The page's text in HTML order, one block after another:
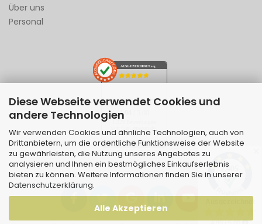
Diese Webseite verwendet Cookies und
andere Technologien
Wir verwenden Cookies und ähnliche Technologien, auch von
Drittanbietern, um die ordentliche Funktionsweise der Website
zu gewährleisten, die Nutzung unseres Angebotes zu
analysieren und Ihnen ein bestmögliches Einkaufserlebnis
bieten zu können. Weitere Informationen finden Sie in unserer
Datenschutzerklärung.
Alle Akzeptieren
Über uns
Personal
AUSGEZEICHNET.org
SEHR GUT
4.94
ebay.de
Hinweis zu den Bewertungen